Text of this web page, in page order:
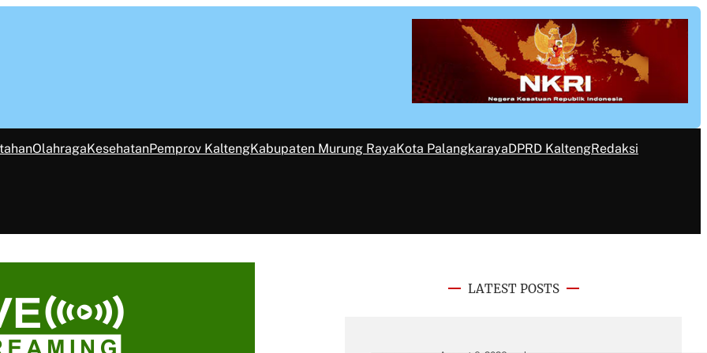
OlahragaKesehatanPemprov KaltengKabupaten Murung RayaKota PalangkarayaDPRD KaltengRedaksi
LATEST POSTS